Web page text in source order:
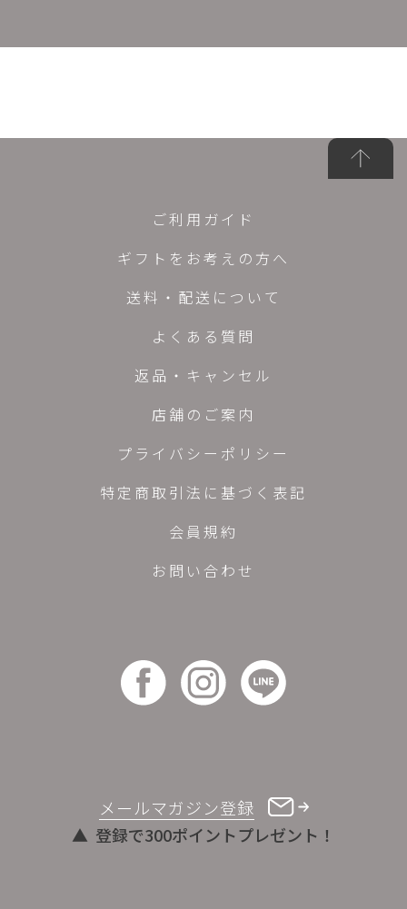
メールマガジン登録
登録で300ポイントプレゼント！
ご利用ガイド
ギフトをお考えの方へ
送料・配送について
よくある質問
返品・キャンセル
店舗のご案内
プライバシーポリシー
特定商取引法に基づく表記
会員規約
お問い合わせ